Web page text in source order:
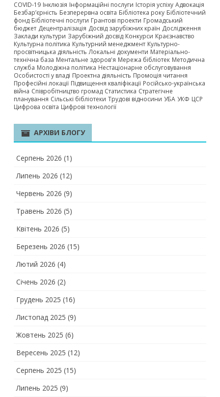
COVID-19 Інклюзія Інформаційні послуги Історія успіху Адвокація
Безбар’єрність Безперервна освіта Бібліотека року Бібліотечний
фонд Бібліотечні послуги Грантові проекти Громадський
бюджет Децентралізація Досвід зарубіжних країн Дослідження
Заклади культури Зарубіжний досвід Конкурси Краєзнавство
Культурна політика Культурний менеджмент Культурно-
просвітницька діяльність Локальні документи Матеріально-
технічна база Ментальне здоров'я Мережа бібліотек Методична
служба Молодіжна політика Нестаціонарне обслуговування
Особистості у владі Проектна діяльність Промоція читання
Професійні локації Підвищення кваліфікації Російсько-українська
війна Співробітництво громад Статистика Стратегічне
планування Сільські бібліотеки Трудові відносини УБА УКФ ЦСР
Цифрова освіта Цифрові технології
АРХІВИ БЛОГУ
Серпень 2026 (1)
Липень 2026 (12)
Червень 2026 (9)
Травень 2026 (5)
Квітень 2026 (5)
Березень 2026 (15)
Лютий 2026 (4)
Січень 2026 (2)
Грудень 2025 (16)
Листопад 2025 (9)
Жовтень 2025 (6)
Вересень 2025 (12)
Серпень 2025 (15)
Липень 2025 (9)